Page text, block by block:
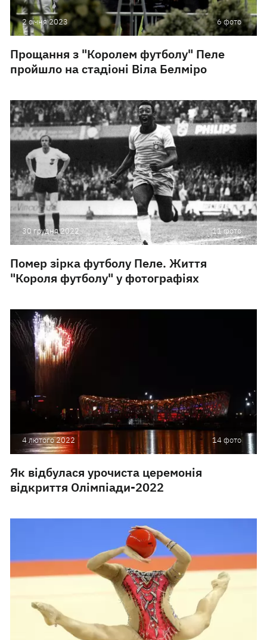
2 сiчня 2023 6 фото
Прощання з "Королем футболу" Пеле
пройшло на стадіоні Віла Белміро
30 грудня 2022 11 фото
Помер зірка футболу Пеле. Життя
"Короля футболу" у фотографіях
4 лютого 2022 14 фото
Як відбулася урочиста церемонія
відкриття Олімпіади-2022